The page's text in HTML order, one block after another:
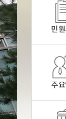
민
주